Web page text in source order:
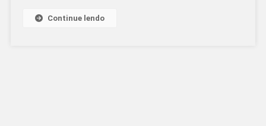
Continue lendo